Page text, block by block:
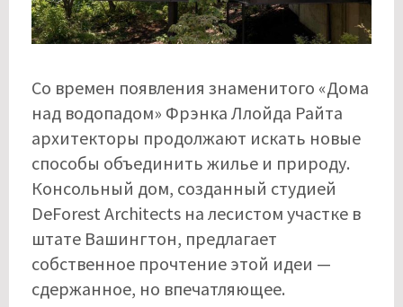
Со времен появления знаменитого «Дома
над водопадом» Фрэнка Ллойда Райта
архитекторы продолжают искать новые
способы объединить жилье и природу.
Консольный дом, созданный студией
DeForest Architects на лесистом участке в
штате Вашингтон, предлагает
собственное прочтение этой идеи —
сдержанное, но впечатляющее.